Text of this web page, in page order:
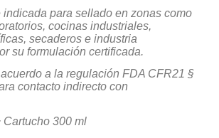
para sellado en zonas como
cocinas industriales,
secaderos e industria
su formulación certificada.
a la regulación FDA CFR21 §
contacto indirecto con
Cartucho 300 ml